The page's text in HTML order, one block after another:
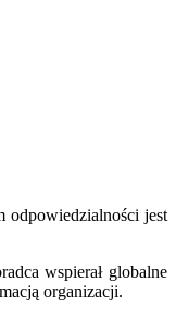
odpowiedzialności jest
wspierał globalne
organizacji.